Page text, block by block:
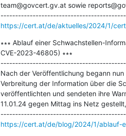
team@govcert.gv.at sowie
https://cert.at/de/aktuelles/2024/1/
∗∗∗ Ablauf einer Schwachstellen-
CVE-2023-46805) ∗∗∗
Nach der Veröffentlichung begann
Verbreitung der Information über die
veröffentlichten und sendeten ihre
11.01.24 gegen Mittag ins Netz
https://cert.at/de/blog/2024/1/ablauf-